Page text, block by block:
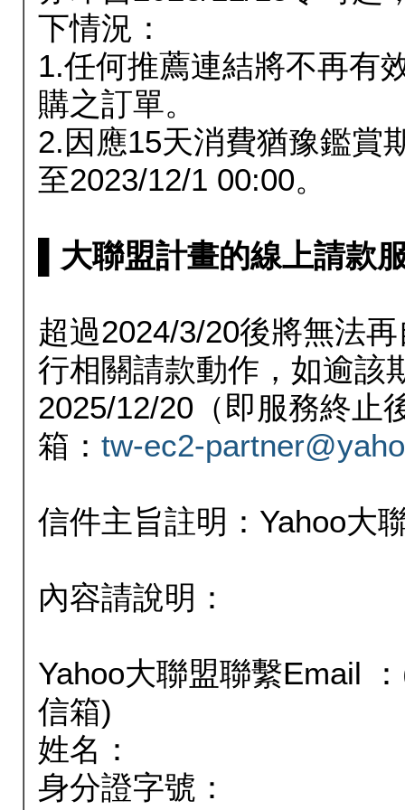
下情況：
1.任何推薦連結將不再有
購之訂單。
2.因應15天消費猶豫鑑賞
至2023/12/1 00:00。
▌大聯盟計畫的線上請款
超過2024/3/20後將無法
行相關請款動作，如逾該
2025/12/20（即服務終止
箱： tw-ec2-
信件主旨註明：Yahoo大
內容請說明：
Yahoo大聯盟聯繫Email
信箱)
姓名：
身分證字號：